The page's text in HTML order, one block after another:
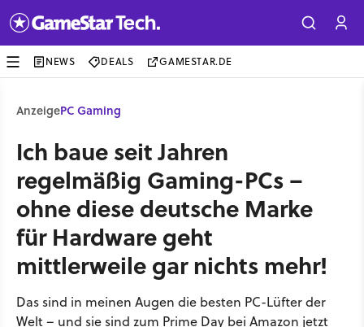
NEWS DEALS GAMESTAR.DE
AnzeigePC Gaming
Ich baue seit Jahren
regelmäßig Gaming-PCs –
ohne diese deutsche Marke
für Hardware geht
mittlerweile gar nichts mehr!
Das sind in meinen Augen die besten PC-Lüfter der
Welt – und sie sind zum Prime Day bei Amazon jetzt